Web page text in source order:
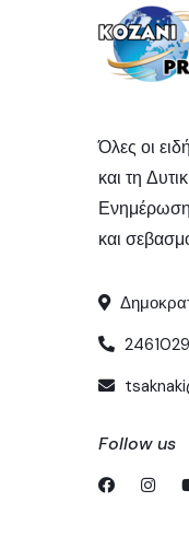
Όλες οι
και τη
Ενημέρωση
και
Follow us